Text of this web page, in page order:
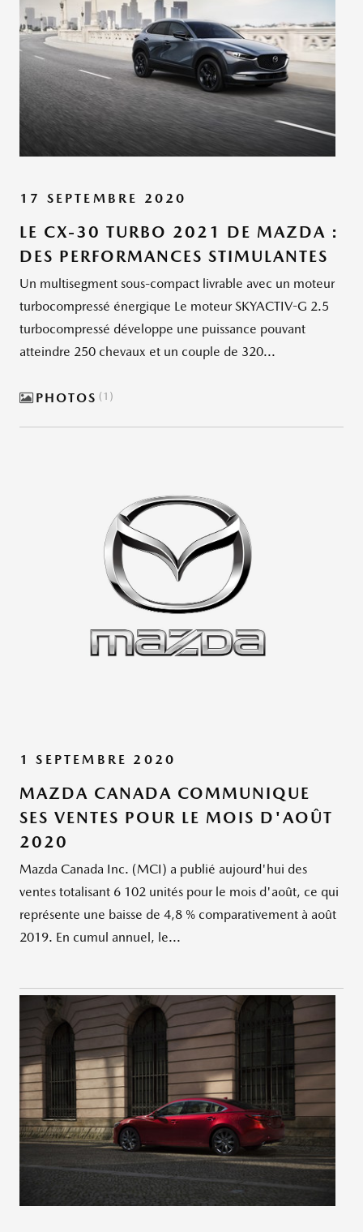
17 SEPTEMBRE 2020
LE CX-30 TURBO 2021 DE MAZDA :
DES PERFORMANCES STIMULANTES
Un multisegment sous-compact livrable avec un moteur
turbocompressé énergique Le moteur SKYACTIV-G 2.5
turbocompressé développe une puissance pouvant
atteindre 250 chevaux et un couple de 320...
PHOTOS 1
1 SEPTEMBRE 2020
MAZDA CANADA COMMUNIQUE
SES VENTES POUR LE MOIS D'AOÛT
2020
Mazda Canada Inc. (MCI) a publié aujourd'hui des
ventes totalisant 6 102 unités pour le mois d'août, ce qui
représente une baisse de 4,8 % comparativement à août
2019. En cumul annuel, le...